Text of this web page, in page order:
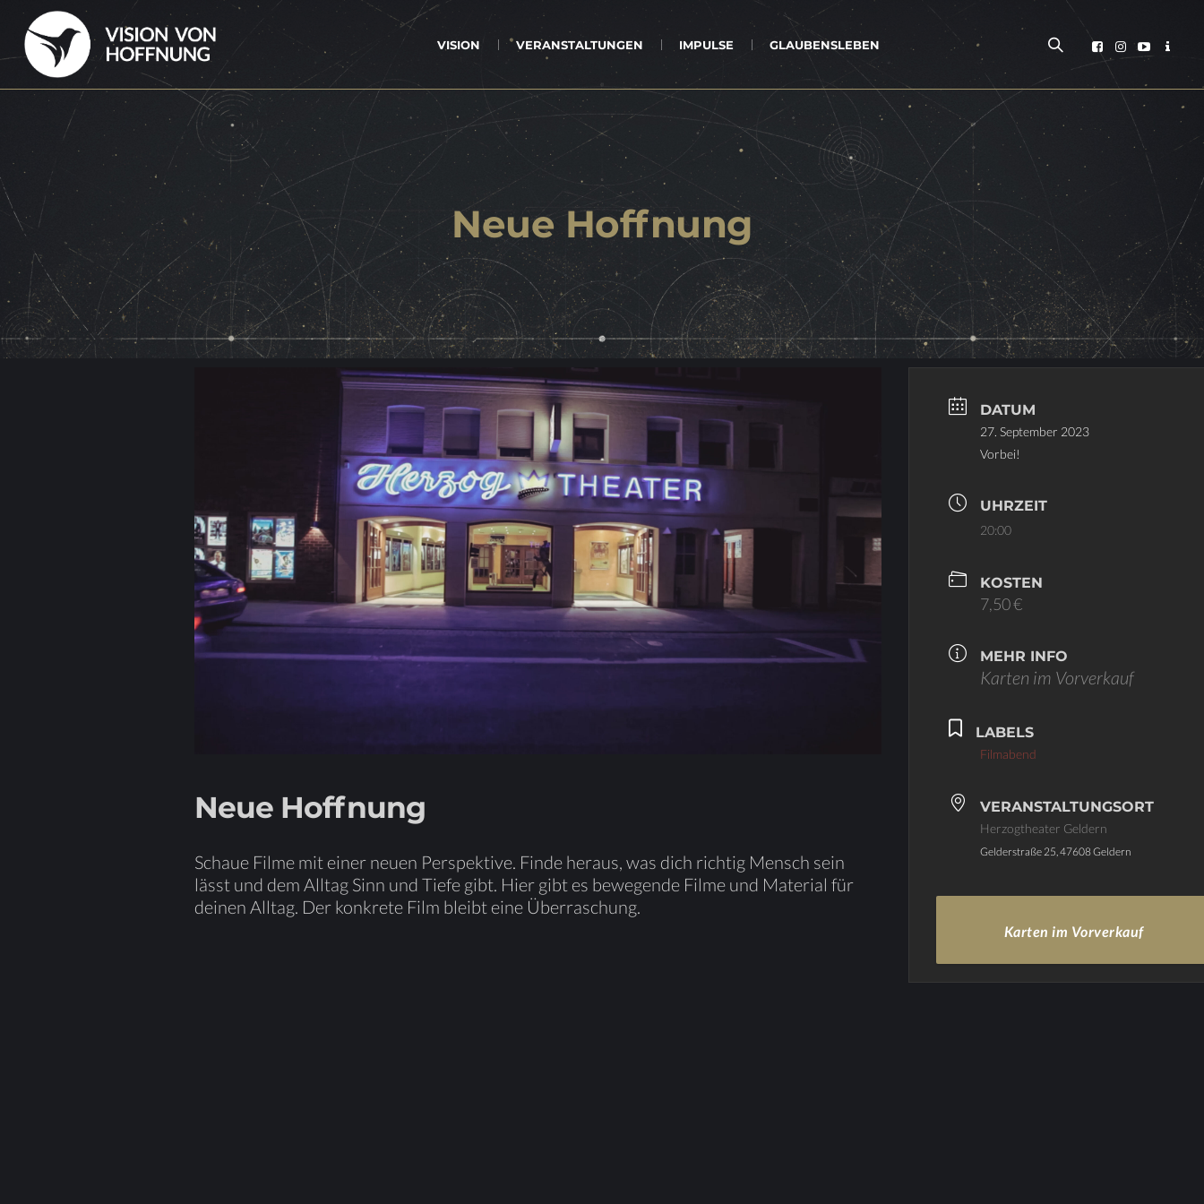
VI­SI­ON VER­AN­STAL­TUN­GEN IM­PUL­SE GLAU­BENS­LE­BEN
Neue Hoff­nung
Neue Hoff­nung
Schaue Fil­me mit ei­ner neu­en Per­spek­ti­ve. Fin­deher­aus, was dich rich­tig Mensch sein
lässt und dem All­tag Sinn und Tie­fe gibt. Hier gibt es be­we­gen­de Fil­me und Ma­te­ri­al für
dei­nen All­tag. Der kon­kre­te Film bleibt eine Überraschung.
DATUM
27. September 2023
Vorbei!
UHRZEIT
20:00
KOSTEN
7,50 €
MEHR INFO
Karten im Vorverkauf
LABELS
Filmabend
VERANSTALTUNGSORT
Herzogtheater Geldern
Gelderstraße 25, 47608 Geldern
Karten im Vorverkauf